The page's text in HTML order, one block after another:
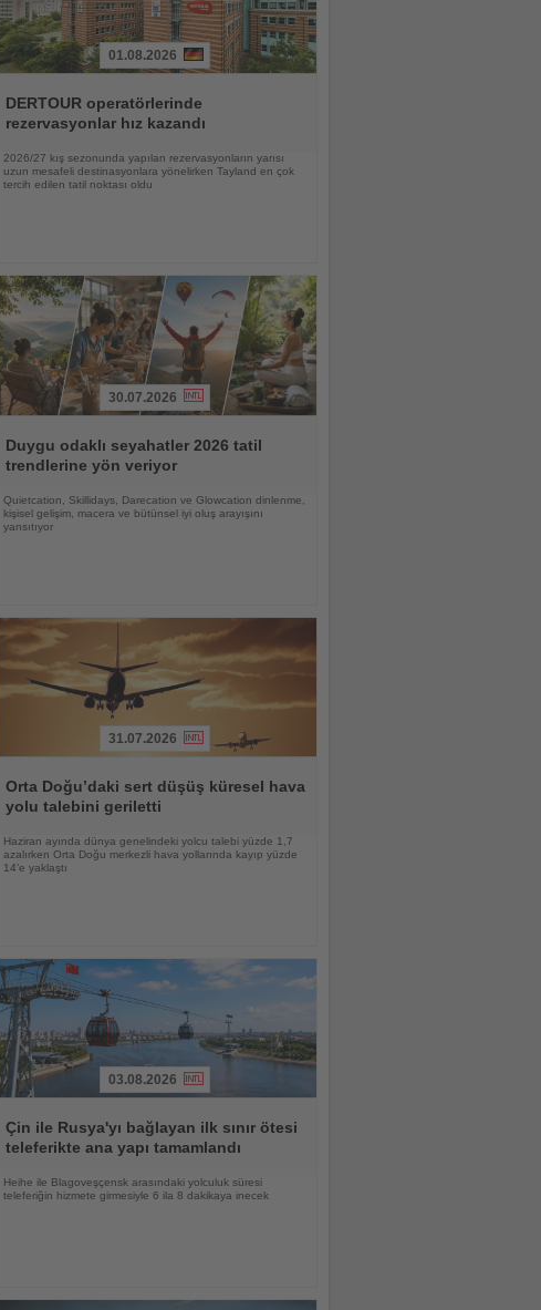
Oku
01.08.2026
DERTOUR operatörlerinde
rezervasyonlar hız kazandı
2026/27 kış sezonunda yapılan rezervasyonların yarısı
uzun mesafeli destinasyonlara yönelirken Tayland en çok
tercih edilen tatil noktası oldu
Oku
30.07.2026
Duygu odaklı seyahatler 2026 tatil
trendlerine yön veriyor
Quietcation, Skillidays, Darecation ve Glowcation dinlenme,
kişisel gelişim, macera ve bütünsel iyi oluş arayışını
yansıtıyor
Oku
31.07.2026
Orta Doğu’daki sert düşüş küresel hava
yolu talebini geriletti
Haziran ayında dünya genelindeki yolcu talebi yüzde 1,7
azalırken Orta Doğu merkezli hava yollarında kayıp yüzde
14’e yaklaştı
Oku
03.08.2026
Çin ile Rusya'yı bağlayan ilk sınır ötesi
teleferikte ana yapı tamamlandı
Heihe ile Blagoveşçensk arasındaki yolculuk süresi
teleferiğin hizmete girmesiyle 6 ila 8 dakikaya inecek